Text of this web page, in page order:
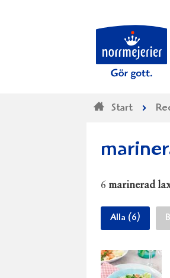
Start
6 marinerad
Alla (6)